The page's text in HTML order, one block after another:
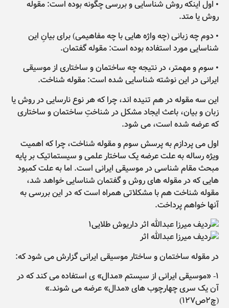
• اول اینکه روش شناسایی و بررسی چگونه بوده است: مقوله
روش یا متد.
• دوم چه زبانی (چه واژه هایی با چه مفاهیمی) برای بیانِ این
شناسایی مورد استفاده بوده است: مقوله گفتمان.
• سوم و مهمتر، در نتیجه چه ساختمان و ساختاری از موسیقی
ایرانی در این نوشته شناسایی شده است: مقوله شناخت.
این سه مقوله در هم تنیده اند، چرا که هر نوع نارسایی در روش یا
زبان و بیان، باعث ایجاد مشکل در شناختِ ساختمان و ساختاری
که عرضه شده است، می شود.
اول می پردازم به پرسش سوم و مقوله شناخت، چرا که اهمیت
ویژه رساله به علت عرضه یک ساختار علمی و سیستماتیک بر پایه
مبحث مقام شناسی در موسیقی ایرانی است. اما به علت کمبود
هایی که در مقوله های روش و گفتمان شناسایی خواهد شد،
مقوله شناخت هم با مشکلاتی همراه است که در این بررسی به
آنها خواهم پرداخت.
در مقوله ساختمان و ساختار موسیقی ایرانی گزارش می شود که:
۱- «موسیقی ایرانی از سیستم «مدال» ی استفاده می کند که در
آن یک سری چهارچوب های «مدال» عرضه می شوند.»
(چ۲ص۱۲۷)